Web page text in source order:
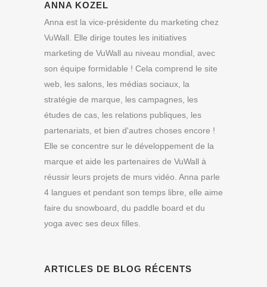
ANNA KOZEL
Anna est la vice-présidente du marketing chez
VuWall. Elle dirige toutes les initiatives
marketing de VuWall au niveau mondial, avec
son équipe formidable ! Cela comprend le site
web, les salons, les médias sociaux, la
stratégie de marque, les campagnes, les
études de cas, les relations publiques, les
partenariats, et bien d'autres choses encore !
Elle se concentre sur le développement de la
marque et aide les partenaires de VuWall à
réussir leurs projets de murs vidéo. Anna parle
4 langues et pendant son temps libre, elle aime
faire du snowboard, du paddle board et du
yoga avec ses deux filles.
ARTICLES DE BLOG RÉCENTS